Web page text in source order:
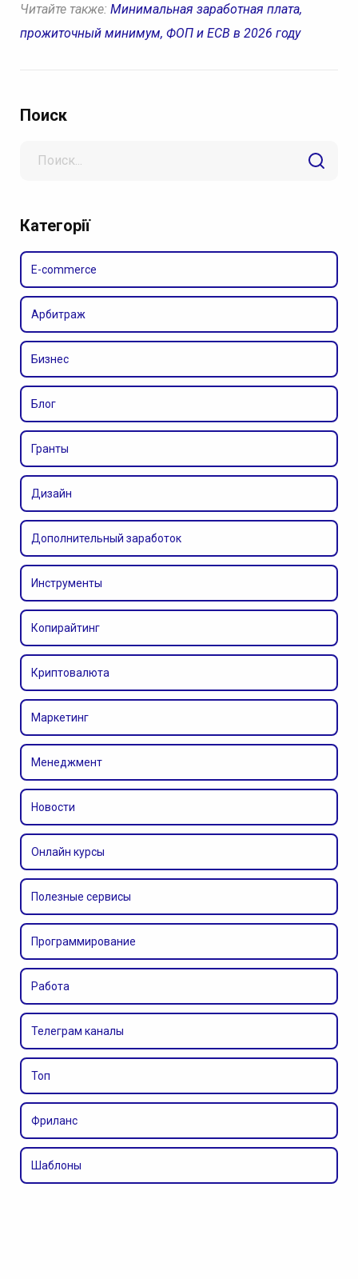
Читайте также: Минимальная заработная плата,
прожиточный минимум, ФОП и ЕСВ в 2026 году
Поиск
Категорії
E-commerce
Арбитраж
Бизнес
Блог
Гранты
Дизайн
Дополнительный заработок
Инструменты
Копирайтинг
Криптовалюта
Маркетинг
Менеджмент
Новости
Онлайн курсы
Полезные сервисы
Программирование
Работа
Телеграм каналы
Топ
Фриланс
Шаблоны